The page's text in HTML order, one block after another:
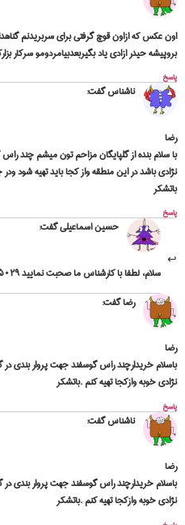
اون عکس که ازاون قوچ گرفتی برای سربریدنم
بروپیشه حیدر ازادی یاد بگیربعدبیامردومو سرکار
پاسخ
ناشناسگفت:
رضا
با سلام بنده از گلپایگان مزاحم تون میشم چند
نژادی باشد در این منطقه واز کجا باید تهیه شود
باتشکر
پاسخ
حسین اسماعیلیگفت:
سلام، لطفا با کارشناس ما صحبت نمایید ۰۹۱۲۲۰۰۵۰۲۹
رضاگفت:
رضا
باسلام خریدارچند راس گوسفند جهت پروار بندی در
نژادی خوبه وازکجا تهیه کنم .باتشکر
پاسخ
ناشناسگفت:
رضا
باسلام خریدارچند راس گوسفند جهت پروار بندی در
نژادی خوبه وازکجا تهیه کنم .باتشکر